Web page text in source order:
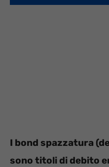
I bond spazzatura
sono titoli di debito